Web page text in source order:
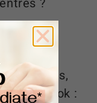
de nos
actualités,
Facebook :